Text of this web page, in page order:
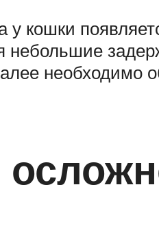
у кошки
необходимо